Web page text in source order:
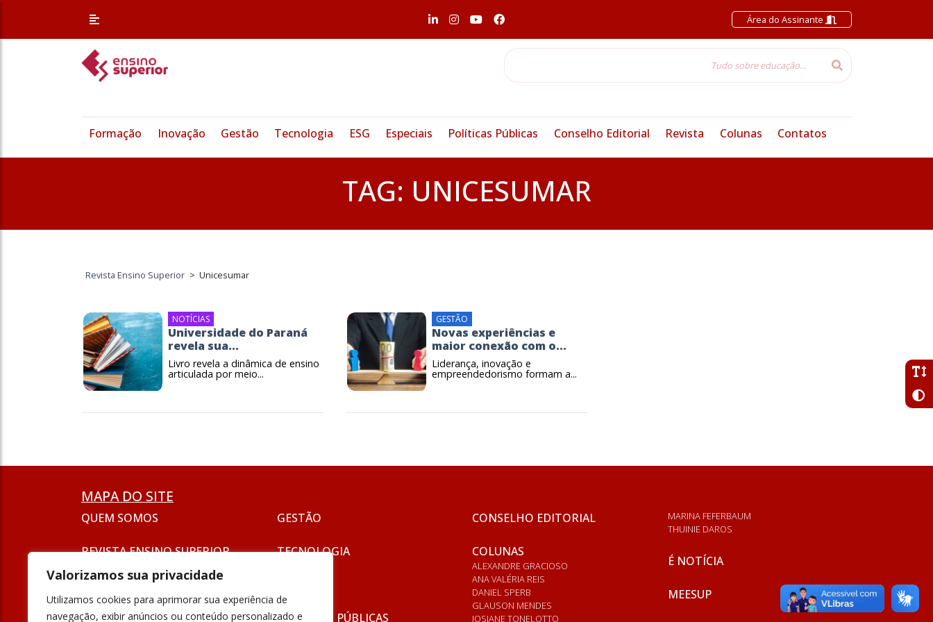
Valorizamos sua privacidade
Utilizamos cookies para aprimorar sua experiência de
navegação, exibir anúncios ou conteúdo personalizado e
Área do Assinante
Formação Inovação Gestão Tecnologia ESG Especiais Políticas Públicas Conselho Editorial Revista Colunas Contatos
TAG: UNICESUMAR
Revista Ensino Superior > Unicesumar
NOTÍCIAS
Universidade do Paraná
revela sua...
Livro revela a dinâmica de ensino
articulada por meio...
GESTÃO
Novas experiências e
maior conexão com o...
Liderança, inovação e
empreendedorismo formam a...
MAPA DO SITE
QUEM SOMOS
REVISTA ENSINO SUPERIOR
SEJA UM ANUNCIANTE
FORMAÇÃO
GESTÃO
TECNOLOGIA
POLÍTICAS PÚBLICAS
CONSELHO EDITORIAL
COLUNAS
ALEXANDRE GRACIOSO
ANA VALÉRIA REIS
DANIEL SPERB
GLAUSON MENDES
JOSIANE TONELOTTO
MARINA FEFERBAUM
THUINIE DAROS
É NOTÍCIA
MEESUP